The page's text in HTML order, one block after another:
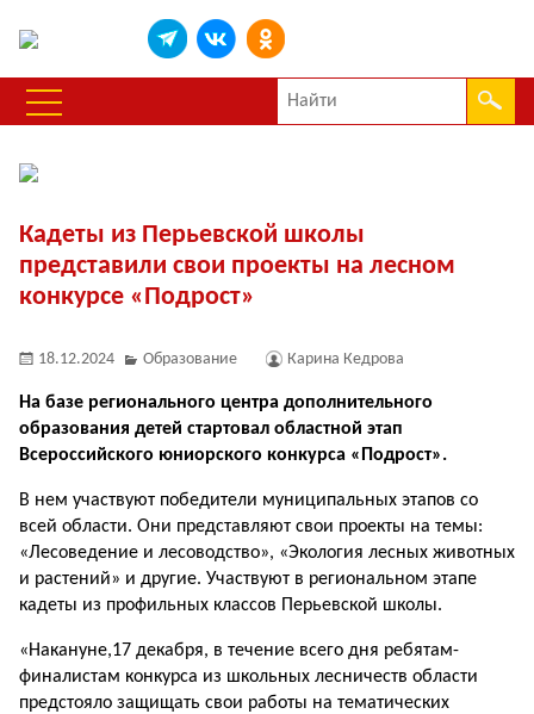
Кадеты из Перьевской школы
представили свои проекты на лесном
конкурсе «Подрост»
18.12.2024 Образование Карина Кедрова
На базе регионального центра дополнительного
образования детей стартовал областной этап
Всероссийского юниорского конкурса «Подрост».
В нем участвуют победители муниципальных этапов со
всей области. Они представляют свои проекты на темы:
«Лесоведение и лесоводство», «Экология лесных животных
и растений» и другие. Участвуют в региональном этапе
кадеты из профильных классов Перьевской школы.
«Накануне,17 декабря, в течение всего дня ребятам-
финалистам конкурса из школьных лесничеств области
предстояло защищать свои работы на тематических